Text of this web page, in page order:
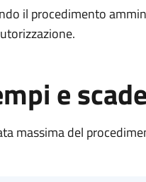
il procedimento
e
massima del